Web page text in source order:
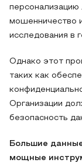
персонализацию
мошенничество
исследования в
Однако этот
таких как
Организации
безопасность
Большие
мощные